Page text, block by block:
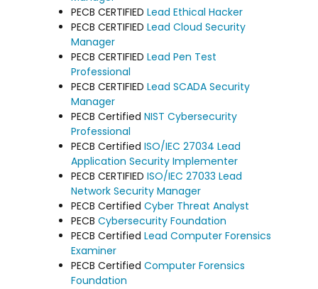
PECB CERTIFIED Lead Ethical Hacker
PECB CERTIFIED Lead Cloud Security
Manager
PECB CERTIFIED Lead Pen Test
Professional
PECB CERTIFIED Lead SCADA Security
Manager
PECB Certified NIST Cybersecurity
Professional
PECB Certified ISO/IEC 27034 Lead
Application Security Implementer
PECB CERTIFIED ISO/IEC 27033 Lead
Network Security Manager
PECB Certified Cyber Threat Analyst
PECB Cybersecurity Foundation
PECB Certified Lead Computer Forensics
Examiner
PECB Certified Computer Forensics
Foundation